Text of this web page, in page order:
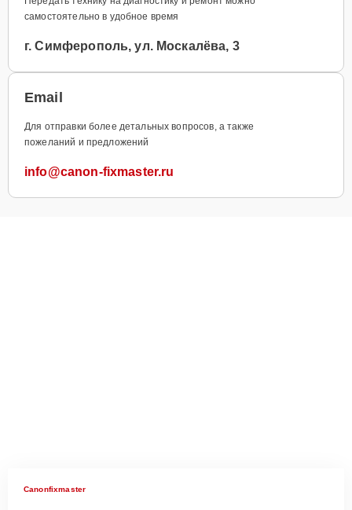
самостоятельно в удобное время
г. Симферополь, ул. Москалёва, 3
Email
Для отправки более детальных вопросов, а также
пожеланий и предложений
info@canon-fixmaster.ru
Canonfixmaster